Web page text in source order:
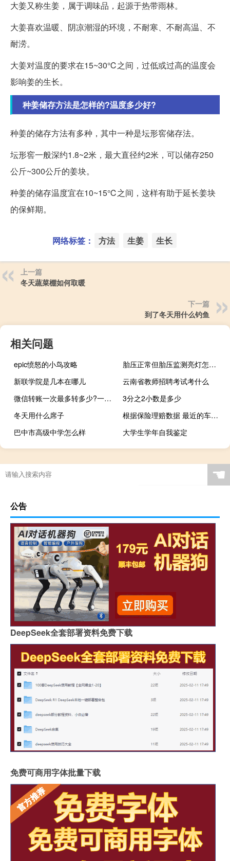
大姜又称生姜，属于调味品，起源于热带雨林。
大姜喜欢温暖、阴凉潮湿的环境，不耐寒、不耐高温、不
耐涝。
大姜对温度的要求在15~30℃之间，过低或过高的温度会
影响姜的生长。
种姜储存方法是怎样的?温度多少好?
种姜的储存方法有多种，其中一种是坛形窖储存法。
坛形窖一般深约1.8~2米，最大直径约2米，可以储存250
公斤~300公斤的姜块。
种姜的储存温度宜在10~15℃之间，这样有助于延长姜块
的保鲜期。
网络标签： 方法 生姜 生长
上一篇
冬天蔬菜棚如何取暖
下一篇
到了冬天用什么钓鱼
相关问题
epic愤怒的小鸟攻略
胎压正常但胎压监测亮灯怎么回事 胎压显示正常胎压灯却一直亮着怎么回事？
新联学院是几本在哪儿
云南省教师招聘考试考什么
微信转账一次最多转多少?一天能转几次?（微信转账一次最多转多少）
3分之2小数是多少
冬天用什么席子
根据保险理赔数据 最近的车祸下降了近一半
巴中市高级中学怎么样
大学生学年自我鉴定
☚
公告
DeepSeek全套部署资料免费下载
免费可商用字体批量下载